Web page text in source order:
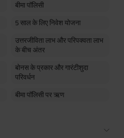
बीमा पॉलिसी
5 साल के लिए निवेश योजना
उत्तरजीविता लाभ और परिपक्वता लाभ
के बीच अंतर
बोनस के प्रकार और गारंटीशुदा
परिवर्धन
बीमा पॉलिसी पर ऋण